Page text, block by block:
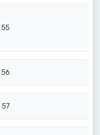
55
56
57